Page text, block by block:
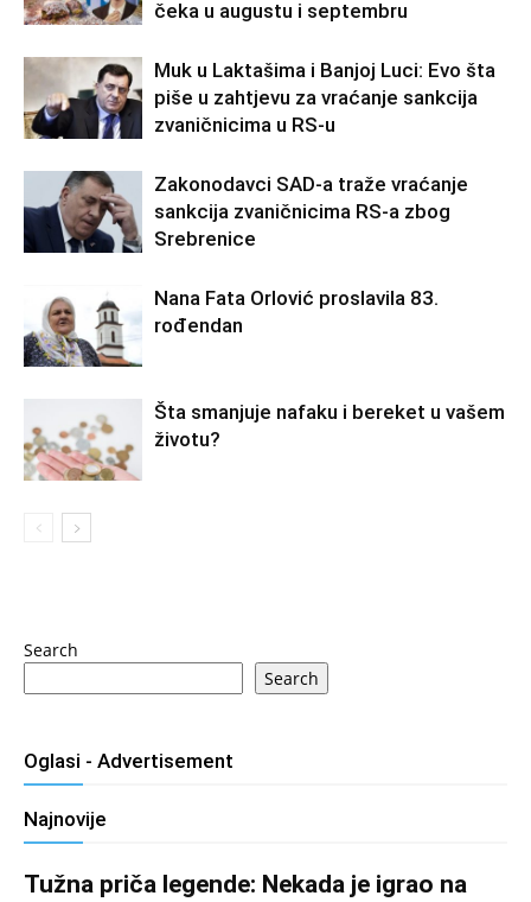
čeka u augustu i septembru
Muk u Laktašima i Banjoj Luci: Evo šta
piše u zahtjevu za vraćanje sankcija
zvaničnicima u RS-u
Zakonodavci SAD-a traže vraćanje
sankcija zvaničnicima RS-a zbog
Srebrenice
Nana Fata Orlović proslavila 83.
rođendan
Šta smanjuje nafaku i bereket u vašem
životu?
Search
Search
Oglasi - Advertisement
Najnovije
Tužna priča legende: Nekada je igrao na